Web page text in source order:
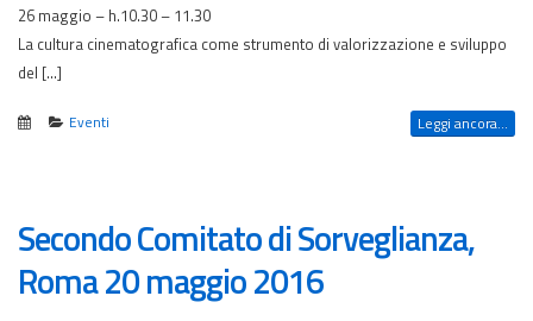
26 maggio – h.10.30 – 11.30
La cultura cinematografica come strumento di valorizzazione e sviluppo
del […]
Eventi Leggi ancora...
Secondo Comitato di Sorveglianza,
Roma 20 maggio 2016